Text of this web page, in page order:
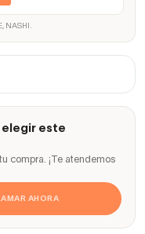
NASHI.
elegir este
compra. ¡Te atendemos
AHORA